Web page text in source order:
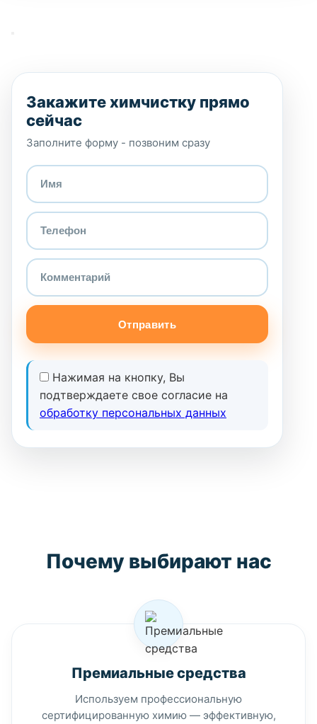
Закажите химчистку прямо
сейчас
Заполните форму - позвоним сразу
Отправить
Нажимая на кнопку, Вы
подтверждаете свое согласие на
обработку персональных данных
Почему выбирают нас
Премиальные средства
Используем профессиональную
сертифицированную химию — эффективную,